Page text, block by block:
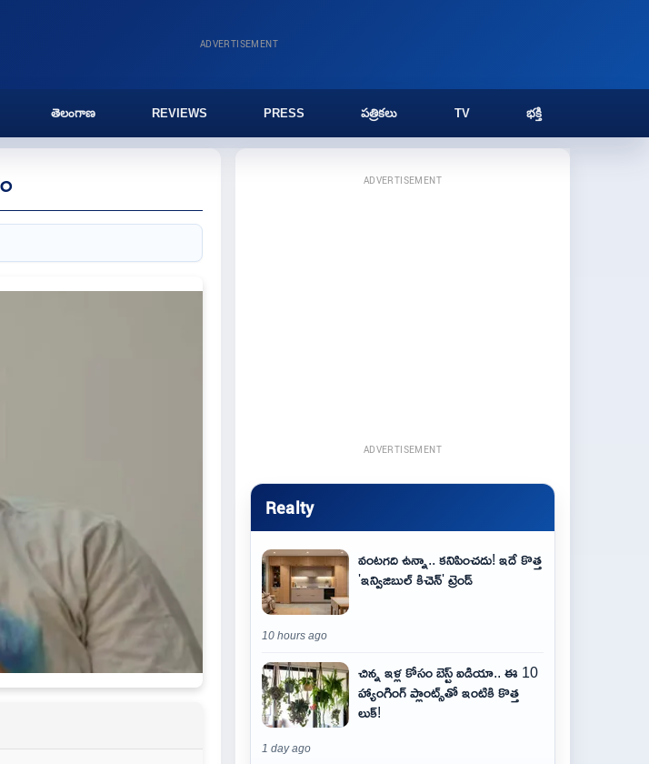
ADVERTISEMENT
తెలంగాణ REVIEWS PRESS పత్రికలు TV భక్తి
ADVERTISEMENT
ADVERTISEMENT
Realty
వంటగది ఉన్నా.. కనిపించదు! ఇదే కొత్త
'ఇన్విజిబుల్ కిచెన్' ట్రెండ్
10 hours ago
చిన్న ఇళ్ల కోసం బెస్ట్ ఐడియా.. ఈ 10
హ్యాంగింగ్ ప్లాంట్స్‌తో ఇంటికి కొత్త
లుక్!
1 day ago